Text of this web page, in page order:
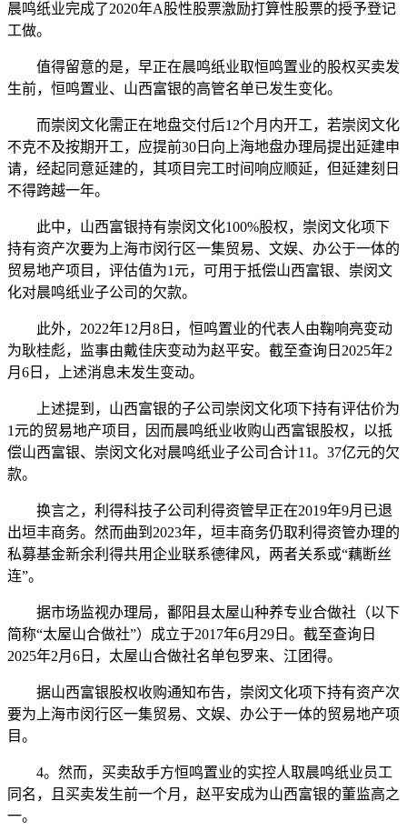
晨鸣纸业完成了2020年A股性股票激励打算性股票的授予登记
工做。
值得留意的是，早正在晨鸣纸业取恒鸣置业的股权买卖发
生前，恒鸣置业、山西富银的高管名单已发生变化。
而崇闵文化需正在地盘交付后12个月内开工，若崇闵文化
不克不及按期开工，应提前30日向上海地盘办理局提出延建申
请，经起同意延建的，其项目完工时间响应顺延，但延建刻日
不得跨越一年。
此中，山西富银持有崇闵文化100%股权，崇闵文化项下
持有资产次要为上海市闵行区一集贸易、文娱、办公于一体的
贸易地产项目，评估值为1元，可用于抵偿山西富银、崇闵文
化对晨鸣纸业子公司的欠款。
此外，2022年12月8日，恒鸣置业的代表人由鞠响亮变动
为耿桂彪，监事由戴佳庆变动为赵平安。截至查询日2025年2
月6日，上述消息未发生变动。
上述提到，山西富银的子公司崇闵文化项下持有评估价为
1元的贸易地产项目，因而晨鸣纸业收购山西富银股权，以抵
偿山西富银、崇闵文化对晨鸣纸业子公司合计11。37亿元的欠
款。
换言之，利得科技子公司利得资管早正在2019年9月已退
出垣丰商务。然而曲到2023年，垣丰商务仍取利得资管办理的
私募基金新余利得共用企业联系德律风，两者关系或“藕断丝
连”。
据市场监视办理局，鄱阳县太屋山种养专业合做社（以下
简称“太屋山合做社”）成立于2017年6月29日。截至查询日
2025年2月6日，太屋山合做社名单包罗来、江团得。
据山西富银股权收购通知布告，崇闵文化项下持有资产次
要为上海市闵行区一集贸易、文娱、办公于一体的贸易地产项
目。
4。然而，买卖敌手方恒鸣置业的实控人取晨鸣纸业员工
同名，且买卖发生前一个月，赵平安成为山西富银的董监高之
一。